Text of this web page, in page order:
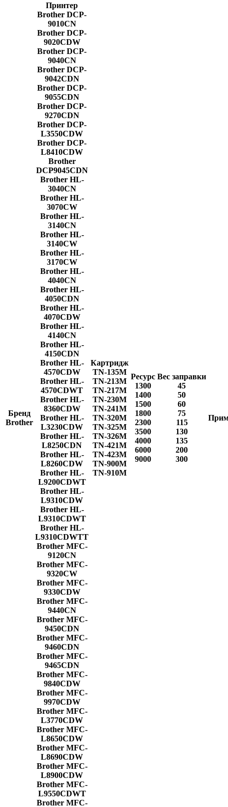
Бренд
Brother
Принтер
Brother DCP-
9010CN
Brother DCP-
9020CDW
Brother DCP-
9040CN
Brother DCP-
9042CDN
Brother DCP-
9055CDN
Brother DCP-
9270CDN
Brother DCP-
L3550CDW
Brother DCP-
L8410CDW
Brother
DCP9045CDN
Brother HL-
3040CN
Brother HL-
3070CW
Brother HL-
3140CN
Brother HL-
3140CW
Brother HL-
3170CW
Brother HL-
4040CN
Brother HL-
4050CDN
Brother HL-
4070CDW
Brother HL-
4140CN
Brother HL-
4150CDN
Brother HL-
4570CDW
Brother HL-
4570CDWT
Brother HL-
8360CDW
Brother HL-
L3230CDW
Brother HL-
L8250CDN
Brother HL-
L8260CDW
Brother HL-
L9200CDWT
Brother HL-
L9310CDW
Brother HL-
L9310CDWT
Brother HL-
L9310CDWTT
Brother MFC-
9120CN
Brother MFC-
9320CW
Brother MFC-
9330CDW
Brother MFC-
9440CN
Brother MFC-
9450CDN
Brother MFC-
9460CDN
Brother MFC-
9465CDN
Brother MFC-
9840CDW
Brother MFC-
9970CDW
Brother MFC-
L3770CDW
Brother MFC-
L8650CDW
Brother MFC-
L8690CDW
Brother MFC-
L8900CDW
Brother MFC-
L9550CDWT
Brother MFC-
Картридж
TN-135M
TN-213M
TN-217M
TN-230M
TN-241M
TN-320M
TN-325M
TN-326M
TN-421M
TN-423M
TN-900M
TN-910M
Ресурс
1300
1400
1500
1800
2300
3500
4000
6000
9000
Вес заправки
45
50
60
75
115
130
135
200
300